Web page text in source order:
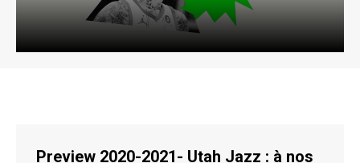
Preview 2020-2021- Utah Jazz : à nos